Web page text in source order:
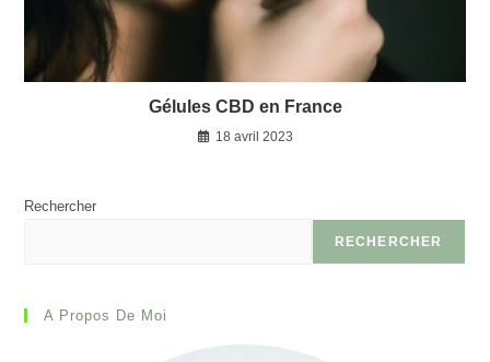
Gélules CBD en France
18 avril 2023
Rechercher
RECHERCHER
A Propos De Moi